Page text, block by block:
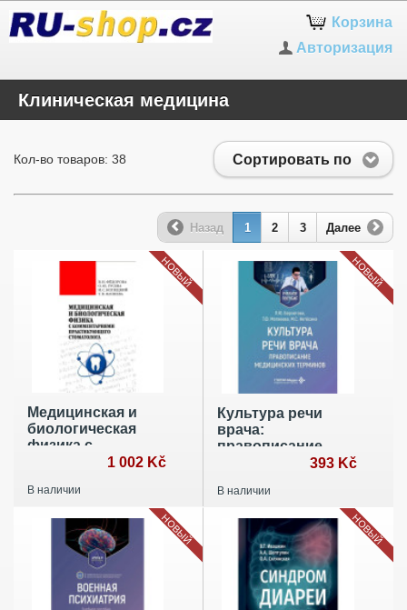
Корзина
Авторизация
Клиническая медицина
Сортировать по
Кол-во товаров: 38
Назад 1 2 3 Далее
Медицинская и
биологическая
физика с
комментариями
стоматолога
1 002 Kč
В наличии
НОВЫЙ
Культура речи
врача:
правописание
медицинских
Учебное пособие
393 Kč
В наличии
НОВЫЙ
НОВЫЙ НОВЫЙ